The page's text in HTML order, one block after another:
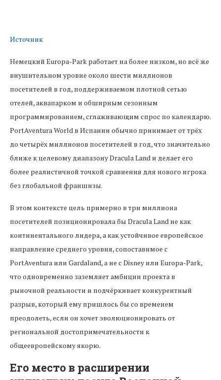
Источник
Немецкий Europa-Park работает на более низком, но всё же
внушительном уровне около шести миллионов
посетителей в год, поддерживаемом плотной сетью
отелей, аквапарком и обширным сезонным
программированием, сглаживающим спрос по календарю.
PortAventura World в Испании обычно принимает от трёх
до четырёх миллионов посетителей в год, что значительно
ближе к целевому диапазону Dracula Land и делает его
более реалистичной точкой сравнения для нового игрока
без глобальной франшизы.
В этом контексте цель примерно в три миллиона
посетителей позиционировала бы Dracula Land не как
континентального лидера, а как устойчивое европейское
направление среднего уровня, сопоставимое с
PortAventura или Gardaland, а не с Disney или Europa-Park,
что одновременно заземляет амбиции проекта в
рыночной реальности и подчёркивает конкурентный
разрыв, который ему пришлось бы со временем
преодолеть, если он хочет эволюционировать от
региональной достопримечательности к
общеевропейскому якорю.
Его место в расширении